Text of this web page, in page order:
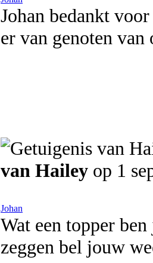
Johan bedankt
er van genoten
van Hailey op 1
Johan
Wat een topper
zeggen bel jouw